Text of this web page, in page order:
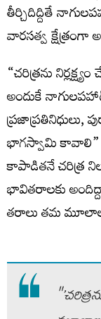
తీర్చిదిద్దితే
వారసత్వ క్షేత్రంగా
“చరిత్రను
అందుకే
ప్రజాప్రతినిధులు,
భాగస్వామి కావాలి”
కాపాడితనే చరిత్ర
భావితరాలకు
తరాలు తమ